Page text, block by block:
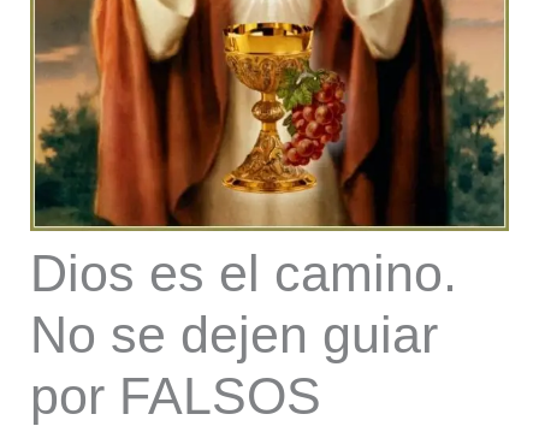
Dios es el camino.
No se dejen guiar
por FALSOS